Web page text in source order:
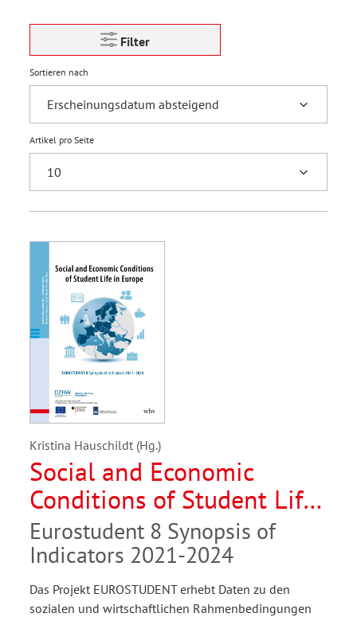
Filter
Sortieren nach
Artikel pro Seite
Kristina Hauschildt (Hg.)
Social and Economic
Conditions of Student Life
in Europe
Eurostudent 8 Synopsis of
Indicators 2021-2024
Das Projekt EUROSTUDENT erhebt Daten zu den
sozialen und wirtschaftlichen Rahmenbedingungen